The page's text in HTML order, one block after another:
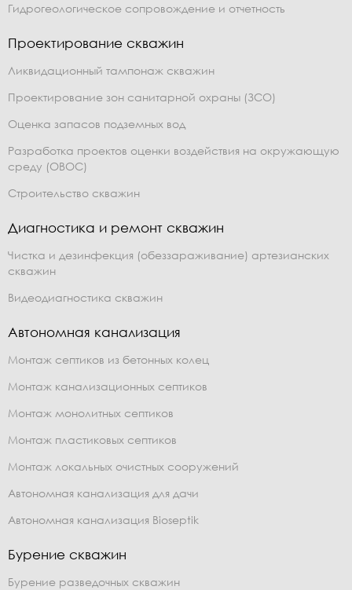
Гидрогеологическое сопровождение и отчетность
Проектирование скважин
Ликвидационный тампонаж скважин
Проектирование зон санитарной охраны (ЗСО)
Оценка запасов подземных вод
Разработка проектов оценки воздействия на окружающую
среду (ОВОС)
Строительство скважин
Диагностика и ремонт скважин
Чистка и дезинфекция (обеззараживание) артезианских
скважин
Видеодиагностика скважин
Автономная канализация
Монтаж септиков из бетонных колец
Монтаж канализационных септиков
Монтаж монолитных септиков
Монтаж пластиковых септиков
Монтаж локальных очистных сооружений
Автономная канализация для дачи
Автономная канализация Bioseptik
Бурение скважин
Бурение разведочных скважин